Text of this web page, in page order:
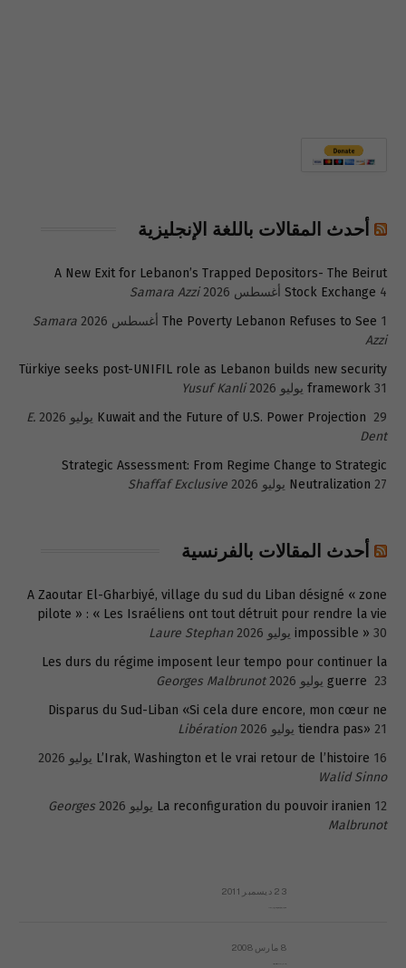
أحدث المقالات باللغة الإنجليزية
A New Exit for Lebanon’s Trapped Depositors- The Beirut
Stock Exchange 4 أغسطس 2026
Samara Azzi
The Poverty Lebanon Refuses to See 1 أغسطس 2026
Samara
Azzi
Türkiye seeks post-UNIFIL role as Lebanon builds new security
framework 31 يوليو 2026
Yusuf Kanli
Kuwait and the Future of U.S. Power Projection 29 يوليو 2026
E.
Dent
Strategic Assessment: From Regime Change to Strategic
Neutralization 27 يوليو 2026 Shaffaf Exclusive
أحدث المقالات بالفرنسية
A Zaoutar El-Gharbiyé, village du sud du Liban désigné « zone
pilote » : « Les Israéliens ont tout détruit pour rendre la vie
impossible » 30 يوليو 2026
Laure Stephan
Les durs du régime imposent leur tempo pour continuer la
guerre 23 يوليو 2026
Georges Malbrunot
Disparus du Sud-Liban «Si cela dure encore, mon cœur ne
tiendra pas» 21 يوليو 2026
Libération
L’Irak, Washington et le vrai retour de l’histoire 16 يوليو 2026
Walid Sinno
La reconfiguration du pouvoir iranien 12 يوليو 2026
Georges
Malbrunot
23 ديسمبر 2011
8 مارس 2008